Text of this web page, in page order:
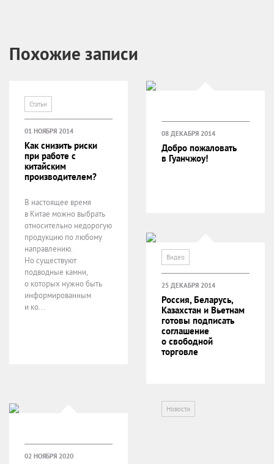
Похожие записи
Статьи
01 НОЯБРЯ 2014
Как снизить риски
при работе с
китайским
производителем?
В настоящее время
в Китае можно выбрать
относительно недорогую
продукцию по любому
направлению.
Но существуют
подводные камни,
о которых нужно быть
информированным
и ко...
Видео
08 ДЕКАБРЯ 2014
Добро пожаловать
в Гуанчжоу!
Новости
25 ДЕКАБРЯ 2014
Россия, Беларусь,
Казахстан и Вьетнам
готовы подписать
соглашение
о свободной
торговле
02 НОЯБРЯ 2020